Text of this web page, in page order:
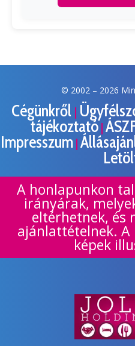
© 2002 – 2026
Cégünkről |
tájékoztató |
Impresszum|
A honlapunkon
irányárak,
eltérhetnek, és
ajánlattételnek.
képek